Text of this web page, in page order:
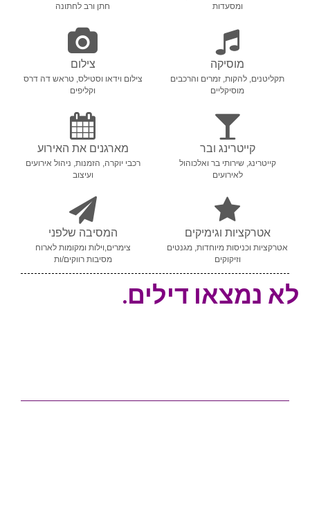
ומסעדות
חתן ורב לחתונה
מוסיקה
תקליטנים, להקות, זמרים והרכבים
מוסיקליים
צילום
צילום וידאו וסטילס, טראש דה דרס
וקליפים
קייטרינג ובר
קייטרינג, שירותי בר ואלכוהול
לאירועים
מארגנים את האירוע
רכבי יוקרה, הזמנות, ניהול אירועים
ועיצוב
אטרקציות וגימיקים
אטרקציות וכניסות מיוחדות, מגנטים
וזיקוקים
המסיבה שלפני
צימרים,וילות ומקומות לארוח
מסיבות רווקים/ות
לא נמצאו דילים.